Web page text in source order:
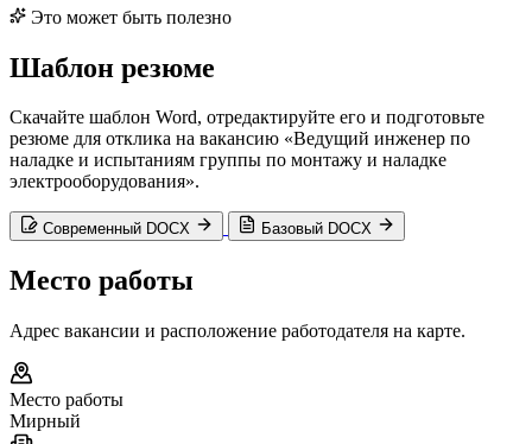
Это может быть полезно
Шаблон резюме
Скачайте шаблон Word, отредактируйте его и подготовьте
резюме для отклика на вакансию «Ведущий инженер по
наладке и испытаниям группы по монтажу и наладке
электрооборудования».
Современный DOCX Базовый DOCX
Место работы
Адрес вакансии и расположение работодателя на карте.
Место работы
Мирный